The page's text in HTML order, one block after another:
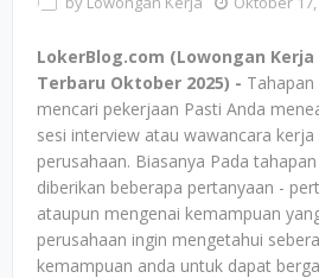
LokerBlog.com (Lowongan Kerja
Terbaru Oktober 2025) -
mencari pekerjaan Pasti Anda
sesi interview atau wawancara
perusahaan. Biasanya Pada
diberikan beberapa pertanyaan -
ataupun mengenai kemampuan
perusahaan ingin mengetahui
kemampuan anda untuk dapat